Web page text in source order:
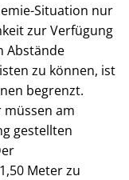
Situation nur
zur Verfügung
Abstände
zu können, ist
begrenzt.
am
gestellten
Meter zu